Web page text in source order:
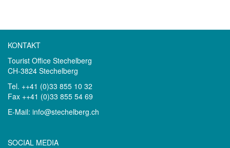
KONTAKT
Tourist Office Stechelberg
CH-3824 Stechelberg
Tel. ++41 (0)33 855 10 32
Fax ++41 (0)33 855 54 69
E-Mail: info@stechelberg.ch
SOCIAL MEDIA